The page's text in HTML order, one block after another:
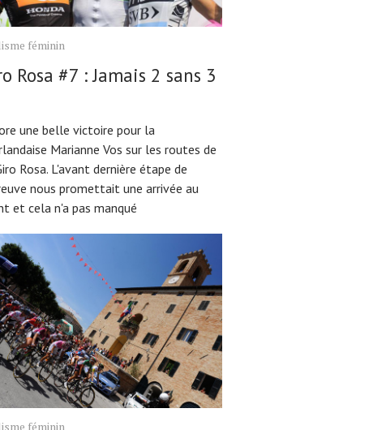
féminin
Rosa #7 : Jamais 2 sans 3
une belle victoire pour la
Marianne Vos sur les routes de
Rosa. L'avant dernière étape de
nous promettait une arrivée au
et cela n'a pas manqué
féminin